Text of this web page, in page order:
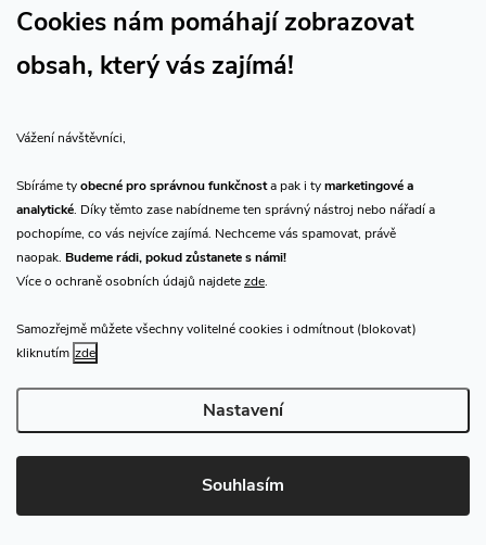
Cookies nám pomáhají zobrazovat
obsah, který vás zajímá!
Vážení návštěvníci,
Sbíráme tyobecné pro správnou funkčnosta pak i tymarketingové a
analytické. Díky těmto zase nabídneme ten správný nástroj nebo nářadí a
pochopíme, co vás nejvíce zajímá. Nechceme vás spamovat, právě
naopak. Budeme rádi, pokud zůstanete s námi!
Více o ochraně osobních údajů najdetezde.
Samozřejmě můžete všechny volitelné cookies i odmítnout (blokovat)
kliknutím zde
Nastavení
Souhlasím
Sledujte náš vlog CHN_CZ
Přijímáme online platby
Copyright 2026CHN.cz. Všechna práva vyhrazena.Upravit nastavení
cookies